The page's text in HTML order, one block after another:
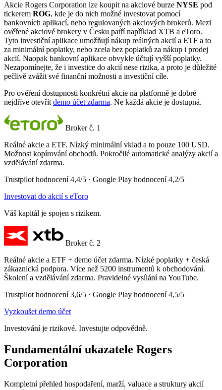
Akcie Rogers Corporation lze koupit na akciové burze NYSE pod
tickerem ROG, kde je do nich možné investovat pomocí
bankovních aplikací, nebo regulovaných akciových brokerů. Mezi
ověřené akciové brokery v Česku patří například XTB a eToro.
Tyto investiční aplikace umožňují nákup reálných akcií a ETF a to
za minimální poplatky, nebo zcela bez poplatků za nákup i prodej
akcií. Naopak bankovní aplikace obvykle účtují vyšší poplatky.
Nezapomínejte, že i investice do akcií nese rizika, a proto je důležité
pečlivě zvážit své finanční možnosti a investiční cíle.
Pro ověření dostupnosti konkrétní akcie na platformě je dobré
nejdříve otevřít demo účet zdarma. Ne každá akcie je dostupná.
Broker č. 1
Reálné akcie a ETF. Nízký minimální vklad a to pouze 100 USD.
Možnost kopírování obchodů. Pokročilé automatické analýzy akcií a
vzdělávání zdarma.
Trustpilot hodnocení 4,4/5 · Google Play hodnocení 4,2/5
Investovat do akcií s eToro
Váš kapitál je spojen s rizikem.
Broker č. 2
Reálné akcie a ETF + demo účet zdarma. Nízké poplatky + česká
zákaznická podpora. Více než 5200 instrumentů k obchodování.
Školení a vzdělávání zdarma. Pravidelné vysílání na YouTube.
Trustpilot hodnocení 3,6/5 · Google Play hodnocení 4,5/5
Vyzkoušet demo účet
Investování je rizikové. Investujte odpovědně.
Fundamentální ukazatele Rogers
Corporation
Kompletní přehled hospodaření, marží, valuace a struktury akcií